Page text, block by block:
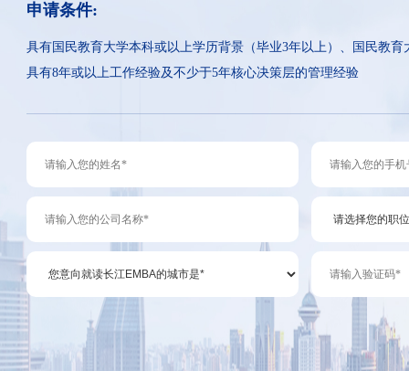
申请条件:
具有国民教育大学本科或以上学历背景（毕业3年以上）、国民教
具有8年或以上工作经验及不少于5年核心决策层的管理经验